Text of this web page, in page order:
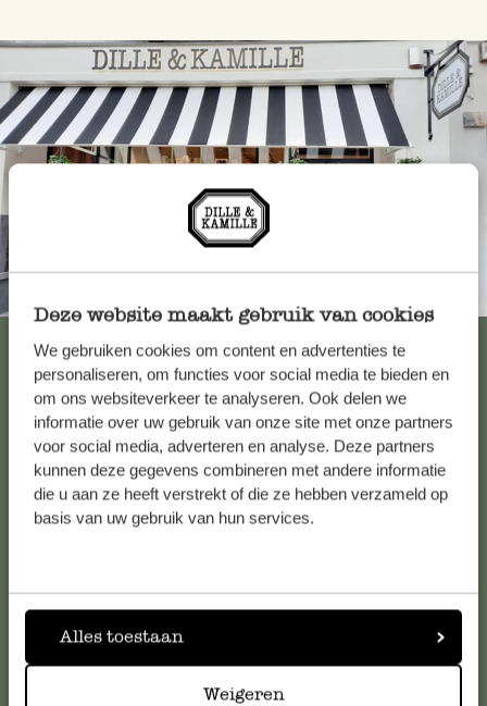
Deze website maakt gebruik van cookies
We gebruiken cookies om content en advertenties te
personaliseren, om functies voor social media te bieden en
om ons websiteverkeer te analyseren. Ook delen we
informatie over uw gebruik van onze site met onze partners
voor social media, adverteren en analyse. Deze partners
kunnen deze gegevens combineren met andere informatie
die u aan ze heeft verstrekt of die ze hebben verzameld op
basis van uw gebruik van hun services.
Alles toestaan
Weigeren
Kundenservice/Hilfe
Falls Sie Fragen haben oder Tipps und Hilfe brauchen, wenden
Sie sich bitte an unseren Kundenservice. Oder lesen Sie hier
kundenservice@dille-kamille.at
Online-Kundenservice